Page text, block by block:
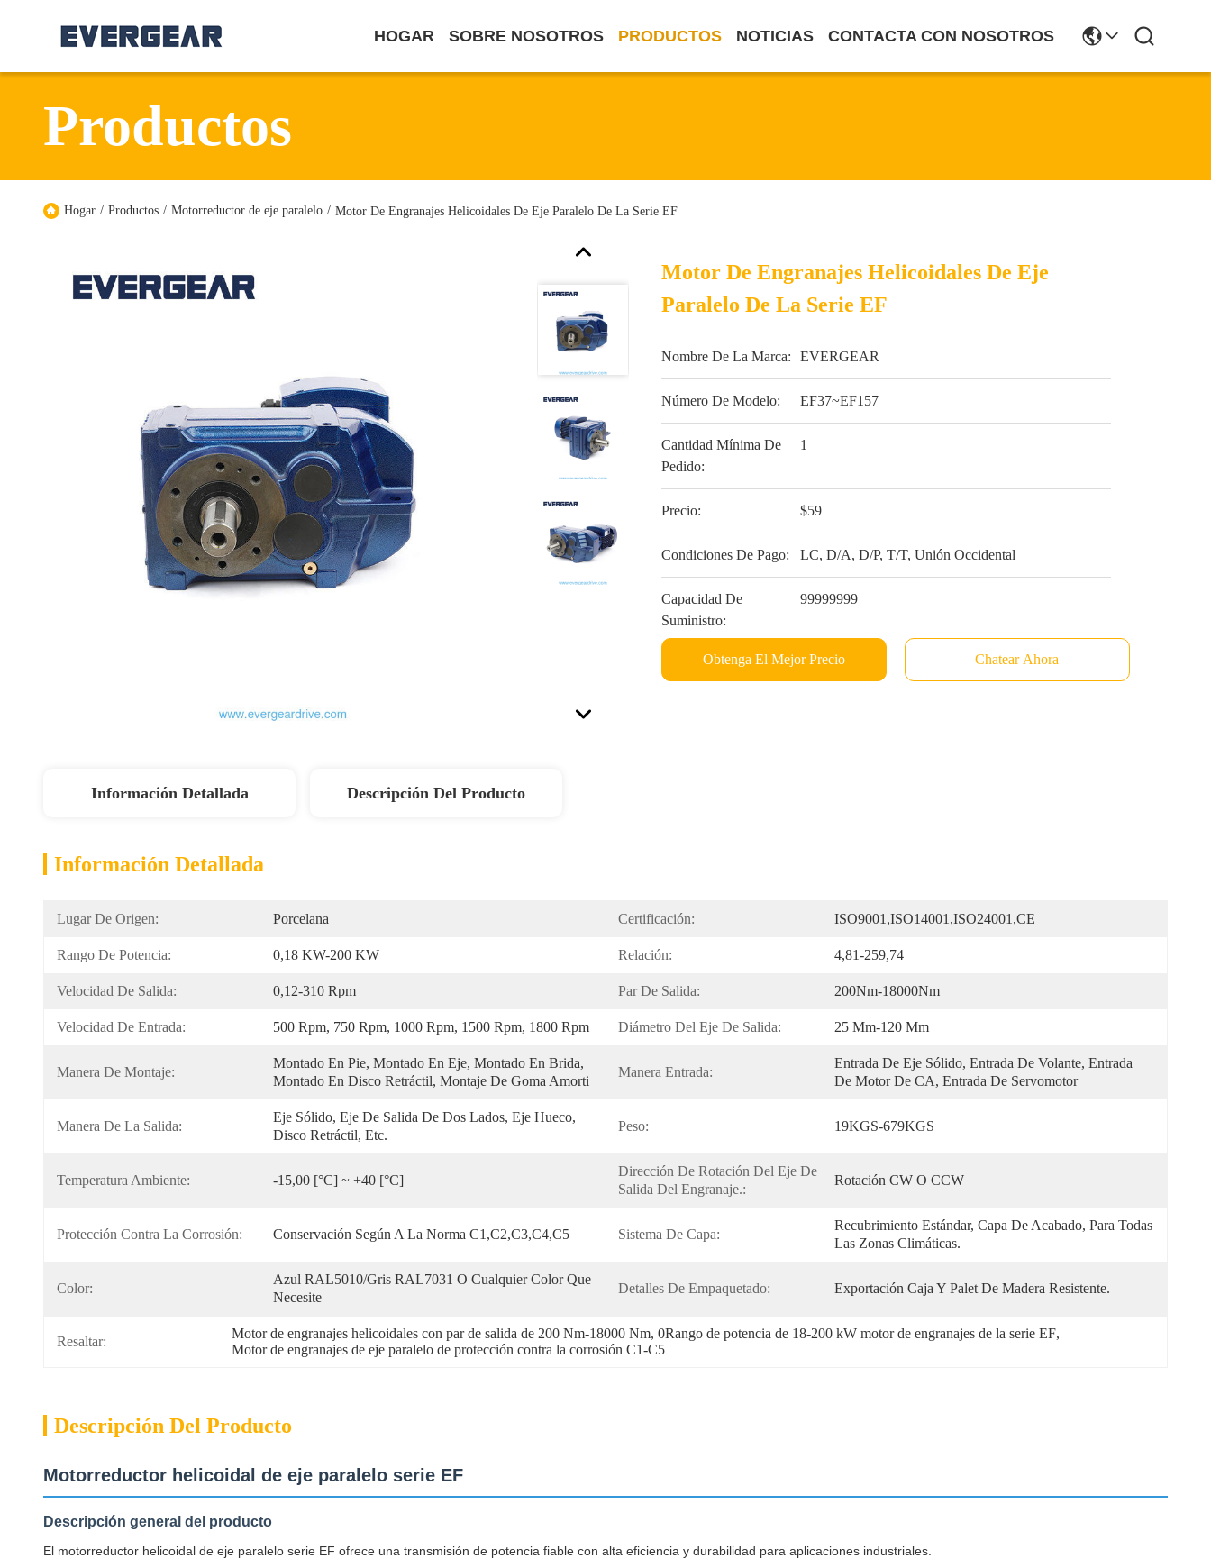
HOGAR SOBRE NOSOTROS PRODUCTOS NOTICIAS CONTACTA CON NOSOTROS
Productos
Hogar / Productos / Motorreductor de eje paralelo / Motor De Engranajes Helicoidales De Eje Paralelo De La Serie EF
Motor De Engranajes Helicoidales De Eje
Paralelo De La Serie EF
Nombre De La Marca: EVERGEAR
Número De Modelo: EF37~EF157
Cantidad Mínima De
Pedido:
1
Precio: $59
Condiciones De Pago: LC, D/A, D/P, T/T, Unión Occidental
Capacidad De
Suministro:
99999999
Obtenga El Mejor Precio Chatear Ahora
Información Detallada Descripción Del Producto
Información Detallada
Lugar De Origen: Porcelana Certificación: ISO9001,ISO14001,ISO24001,CE
Rango De Potencia: 0,18 KW-200 KW Relación: 4,81-259,74
Velocidad De Salida: 0,12-310 Rpm Par De Salida: 200Nm-18000Nm
Velocidad De Entrada: 500 Rpm, 750 Rpm, 1000 Rpm, 1500 Rpm, 1800 Rpm Diámetro Del Eje De Salida: 25 Mm-120 Mm
Manera De Montaje:
Montado En Pie, Montado En Eje, Montado En Brida,
Montado En Disco Retráctil, Montaje De Goma Amorti
Manera Entrada:
Entrada De Eje Sólido, Entrada De Volante, Entrada
De Motor De CA, Entrada De Servomotor
Manera De La Salida:
Eje Sólido, Eje De Salida De Dos Lados, Eje Hueco,
Disco Retráctil, Etc.
Peso: 19KGS-679KGS
Temperatura Ambiente: -15,00 [°C] ~ +40 [°C]
Dirección De Rotación Del Eje De
Salida Del Engranaje.:
Rotación CW O CCW
Protección Contra La Corrosión: Conservación Según A La Norma C1,C2,C3,C4,C5 Sistema De Capa:
Recubrimiento Estándar, Capa De Acabado, Para Todas
Las Zonas Climáticas.
Color:
Azul RAL5010/Gris RAL7031 O Cualquier Color Que
Necesite
Detalles De Empaquetado: Exportación Caja Y Palet De Madera Resistente.
Resaltar:
Motor de engranajes helicoidales con par de salida de 200 Nm-18000 Nm, 0Rango de potencia de 18-200 kW motor de engranajes de la serie EF,
Motor de engranajes de eje paralelo de protección contra la corrosión C1-C5
Descripción Del Producto
Motorreductor helicoidal de eje paralelo serie EF
Descripción general del producto
El motorreductor helicoidal de eje paralelo serie EF ofrece una transmisión de potencia fiable con alta eficiencia y durabilidad para aplicaciones industriales.